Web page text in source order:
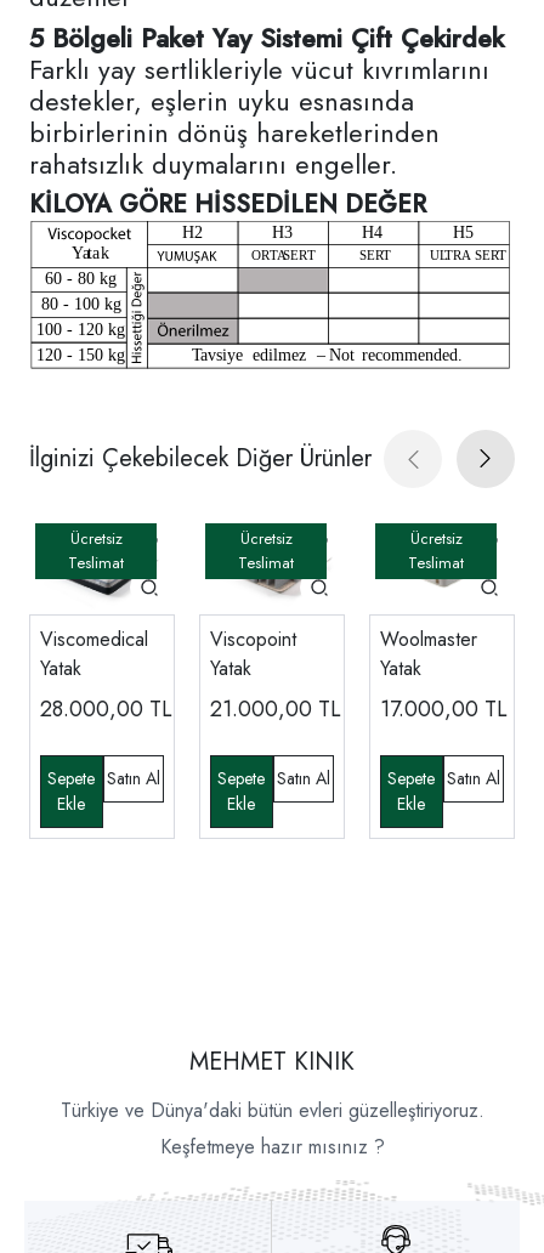
5 Bölgeli Paket Yay Sistemi Çift Çekirdek
Farklı yay sertlikleriyle vücut kıvrımlarını
destekler, eşlerin uyku esnasında
birbirlerinin dönüş hareketlerinden
rahatsızlık duymalarını engeller.
KİLOYA GÖRE HİSSEDİLEN DEĞER
İlginizi Çekebilecek Diğer Ürünler
Viscomedical
Yatak
28.000,00 TL
Viscopoint
Yatak
21.000,00 TL
Woolmaster
Yatak
17.000,00 TL
MEHMET KINIK
Türkiye ve Dünya'daki bütün evleri güzelleştiriyoruz.
Keşfetmeye hazır mısınız ?